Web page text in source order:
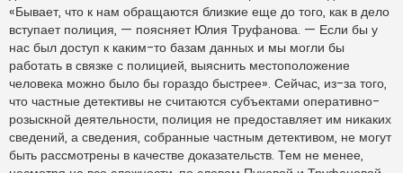
«Бывает, что к нам обращаются близкие еще до того, как в дело
вступает полиция, — поясняет Юлия Труфанова. — Если бы у
нас был доступ к каким-то базам данных и мы могли бы
работать в связке с полицией, выяснить местоположение
человека можно было бы гораздо быстрее». Сейчас, из-за того,
что частные детективы не считаются субъектами оперативно-
розыскной деятельности, полиция не предоставляет им никаких
сведений, а сведения, собранные частным детективом, не могут
быть рассмотрены в качестве доказательств. Тем не менее,